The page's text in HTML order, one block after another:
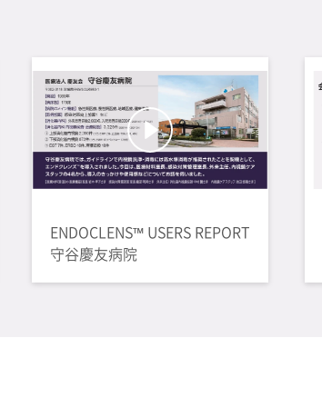
ENDOCLENS™ USERS REPORT
守谷慶友病院